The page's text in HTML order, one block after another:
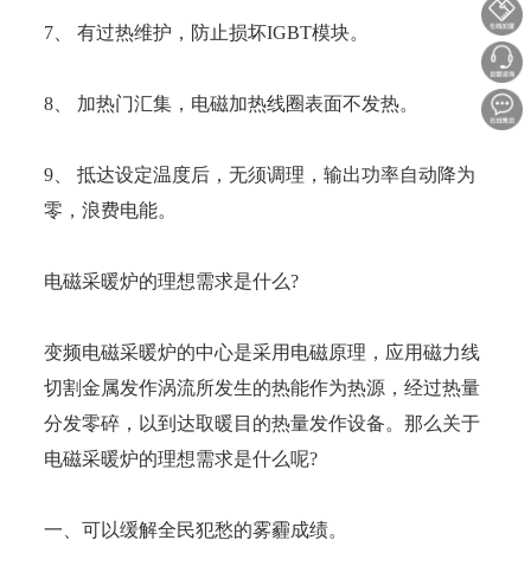
7、 有过热维护，防止损坏IGBT模块。
8、 加热门汇集，电磁加热线圈表面不发热。
9、 抵达设定温度后，无须调理，输出功率自动降为
零，浪费电能。
电磁采暖炉的理想需求是什么?
变频电磁采暖炉的中心是采用电磁原理，应用磁力线
切割金属发作涡流所发生的热能作为热源，经过热量
分发零碎，以到达取暖目的热量发作设备。那么关于
电磁采暖炉的理想需求是什么呢?
一、可以缓解全民犯愁的雾霾成绩。